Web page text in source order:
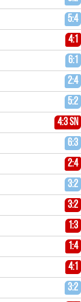
5:4
4:1
6:1
2:4
5:2
4:3 sn
6:3
2:4
3:2
3:2
1:3
1:4
4:1
3:2